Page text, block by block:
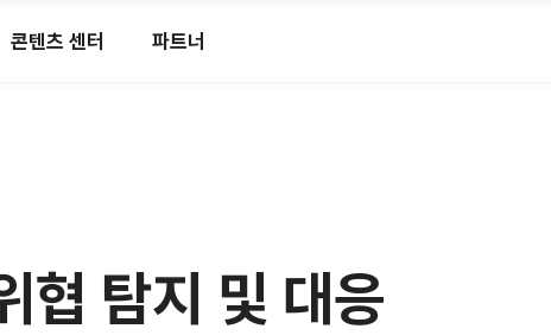
콘텐츠 센터 파트너
탐지 및 대응